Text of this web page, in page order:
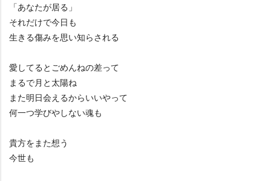
「あなたが居る」
それだけで今日も
生きる傷みを思い知らされる
愛してるとごめんねの差って
まるで月と太陽ね
また明日会えるからいいやって
何一つ学びやしない魂も
貴方をまた想う
今世も